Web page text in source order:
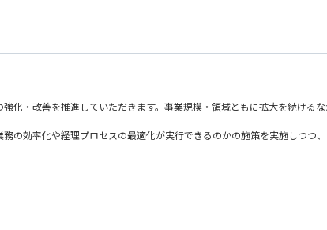
化・改善を推進していただきます。事業規模・領域ともに拡大を続ける
の効率化や経理プロセスの最適化が実行できるのかの施策を実施しつつ、
算など）